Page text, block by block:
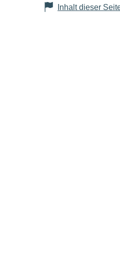
Inhalt dieser